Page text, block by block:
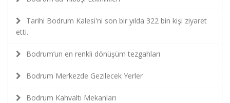
Tarihi Bodrum Kalesi'ni son bir yılda 322 bin kişi ziyaret
etti.
Bodrum’un en renkli dönüşüm tezgahları
Bodrum Merkezde Gezilecek Yerler
Bodrum Kahvaltı Mekanları